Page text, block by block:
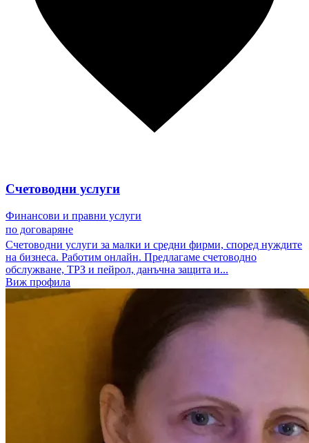
Счетоводни услуги
Финансови и правни услуги
по договаряне
Счетоводни услуги за малки и средни фирми, според нуждите
на бизнеса. Работим онлайн. Предлагаме счетоводно
обслужване, ТРЗ и пейрол, данъчна защита и...
Виж профила